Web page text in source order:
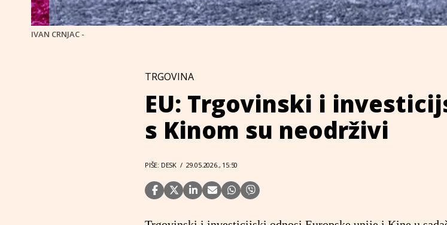
IVAN CRNJAC -
TRGOVINA
EU: Trgovinski i
s Kinom su neodrživi
PIŠE: DESK / 29.05.2026., 15:50